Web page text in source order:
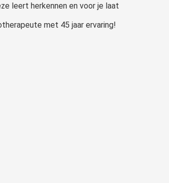
leert herkennen en voor je laat
met 45 jaar ervaring!